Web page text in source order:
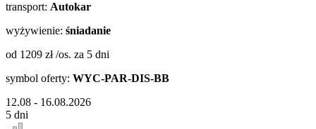
transport: Autokar
wyżywienie: śniadanie
od 1209 zł /os. za 5 dni
symbol oferty: WYC-PAR-DIS-BB
12.08 - 16.08.2026
5 dni